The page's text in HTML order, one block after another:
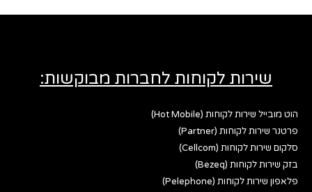
שירות לקוחות לחברות מבוקשות:
הוט מובייל שירות לקוחות (Hot Mobile)
פרטנר שירות לקוחות (Partner)
סלקום שירות לקוחות (Cellcom)
בזק שירות לקוחות (Bezeq)
פלאפון שירות לקוחות (Pelephone)